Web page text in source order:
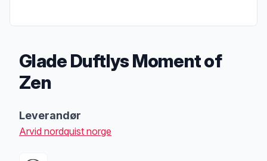
Glade Duftlys Moment of
Zen
Leverandør
Arvid nordquist norge